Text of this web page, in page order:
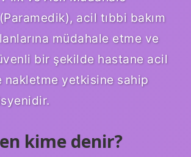
acil tıbbi bakım
müdahale etme ve
bir şekilde hastane acil
nakletme yetkisine sahip
kime denir?